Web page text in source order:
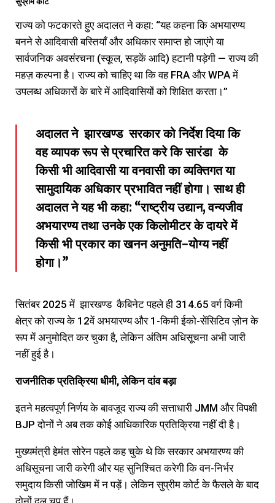
राज्य को फटकारते हुए अदालत ने कहा: “यह कहना कि अभयारण्‍य
बनने से आदिवासी बस्तियाँ और अधिकार समाप्त हो जाएंगे या
सार्वजनिक अवसंरचना (स्कूल, सड़कें आदि) हटानी पड़ेगी — राज्य की
महज़ कल्पना है। राज्य को चाहिए था कि वह FRA और WPA में
उपलब्ध अधिकारों के बारे में आदिवासियों को शिक्षित करता।”
अदालत ने झारखण्ड सरकार को निर्देश दिया कि
वह व्यापक रूप से प्रचारित करे कि सारंडा के
किसी भी आदिवासी या वनवासी का व्यक्तिगत या
सामुदायिक अधिकार प्रभावित नहीं होगा। साथ ही
अदालत ने यह भी कहा: “राष्ट्रीय उद्यान, वन्यजीव
अभयारण्‍य तथा उनके एक किलोमीटर के दायरे में
किसी भी प्रकार का खनन अनुमति-योग्य नहीं
होगा।”
सितंबर 2025 में झारखण्ड कैबिनेट पहले ही 314.65 वर्ग किमी
क्षेत्र को राज्य के 12वें अभयारण्य और 1-किमी ईको-सेंसिटिव ज़ोन के
रूप में अनुमोदित कर चुका है, लेकिन अंतिम अधिसूचना अभी जारी
नहीं हुई है।
राजनीतिक प्रतिक्रिया धीमी, लेकिन दांव बड़ा
इतने महत्वपूर्ण निर्णय के बावजूद राज्य की सत्ताधारी JMM और विपक्षी
BJP दोनों ने अब तक कोई आधिकारिक प्रतिक्रिया नहीं दी है।
मुख्यमंत्री हेमंत सोरेन पहले कह चुके थे कि सरकार अभयारण्य की
अधिसूचना जारी करेगी और यह सुनिश्चित करेगी कि वन-निर्भर
समुदाय किसी जोखिम में न पड़ें। लेकिन सुप्रीम कोर्ट के फैसले के बाद